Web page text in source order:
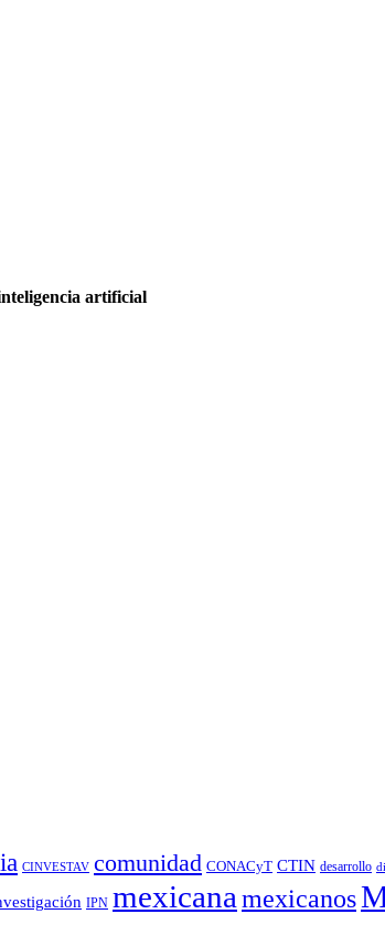
artificial
CINVESTAV comunidad CONACyT CTIN desarrollo
IPN mexicana mexicanos